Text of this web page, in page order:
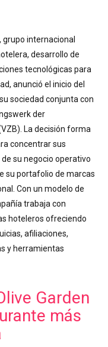
grupo internacional
desarrollo de
tecnológicas para
anunció el inicio del
sociedad conjunta con
der
La decisión forma
concentrar sus
su negocio operativo
su portafolio de marcas
Con un modelo de
trabaja con
hoteleros ofreciendo
afiliaciones,
y herramientas
Garden
más